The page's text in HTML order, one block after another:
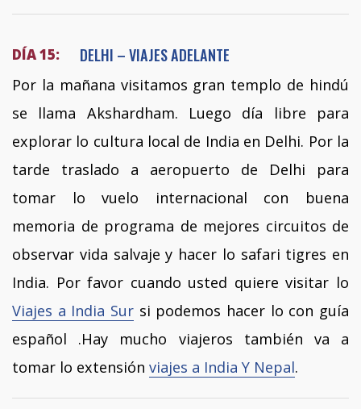
DÍA 15: DELHI – VIAJES ADELANTE
Por la mañana visitamos gran templo de hindú
se llama Akshardham. Luego día libre para
explorar lo cultura local de India en Delhi. Por la
tarde traslado a aeropuerto de Delhi para
tomar lo vuelo internacional con buena
memoria de programa de mejores circuitos de
observar vida salvaje y hacer lo safari tigres en
India. Por favor cuando usted quiere visitar lo
Viajes a India Sur si podemos hacer lo con guía
español .Hay mucho viajeros también va a
tomar lo extensión viajes a India Y Nepal.